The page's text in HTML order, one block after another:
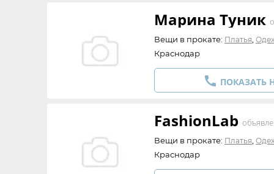
Марина Туник
Вещи в прокате: Платья
Краснодар
 ПОКАЗАТЬ
FashionLab
Вещи в прокате: Платья
Краснодар